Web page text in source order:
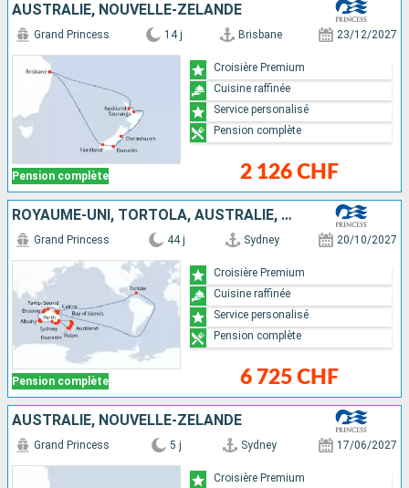
AUSTRALIE, NOUVELLE-ZÉLANDE
Pension complète
Grand Princess 14 j Brisbane 23/12/2027
2 126 CHF
Croisière Premium
Cuisine raffinée
Service personalisé
Pension complète
ROYAUME-UNI, TORTOLA, AUSTRALIE, NOUVELLE-ZÉLANDE
Pension complète
Grand Princess 44 j Sydney 20/10/2027
6 725 CHF
Croisière Premium
Cuisine raffinée
Service personalisé
Pension complète
AUSTRALIE, NOUVELLE-ZÉLANDE
Grand Princess 5 j Sydney 17/06/2027
Croisière Premium